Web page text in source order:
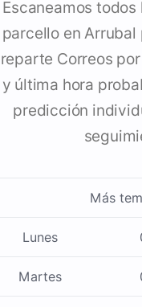
Escaneamos
parcello en
reparte Correos
y última hora
predicción
Más
Lunes
Martes